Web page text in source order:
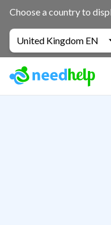
Choose a country to
United Kingdom EN